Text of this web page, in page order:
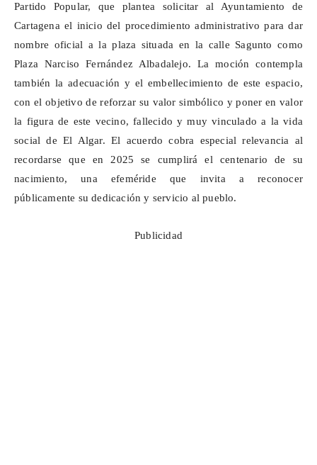
Partido Popular, que plantea solicitar al Ayuntamiento de
Cartagena el inicio del procedimiento administrativo para dar
nombre oficial a la plaza situada en la calle Sagunto como
Plaza Narciso Fernández Albadalejo. La moción contempla
también la adecuación y el embellecimiento de este espacio,
con el objetivo de reforzar su valor simbólico y poner en valor
la figura de este vecino, fallecido y muy vinculado a la vida
social de El Algar. El acuerdo cobra especial relevancia al
recordarse que en 2025 se cumplirá el centenario de su
nacimiento, una efeméride que invita a reconocer
públicamente su dedicación y servicio al pueblo.
Publicidad